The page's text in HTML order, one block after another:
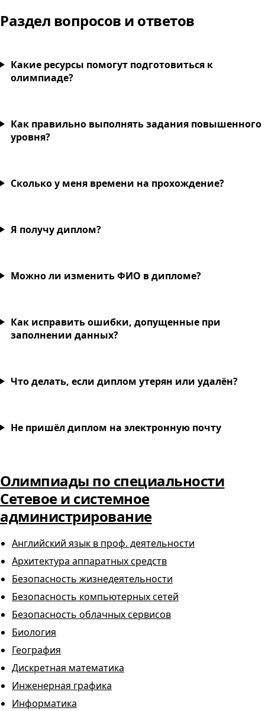
Раздел вопросов и ответов
Какие ресурсы помогут подготовиться к
олимпиаде?
Как правильно выполнять задания повышенного
уровня?
Сколько у меня времени на прохождение?
Я получу диплом?
Можно ли изменить ФИО в дипломе?
Как исправить ошибки, допущенные при
заполнении данных?
Что делать, если диплом утерян или удалён?
Не пришёл диплом на электронную почту
Олимпиады по специальности
Сетевое и системное
администрирование
Английский язык в проф. деятельности
Архитектура аппаратных средств
Безопасность жизнедеятельности
Безопасность компьютерных сетей
Безопасность облачных сервисов
Биология
География
Дискретная математика
Инженерная графика
Информатика